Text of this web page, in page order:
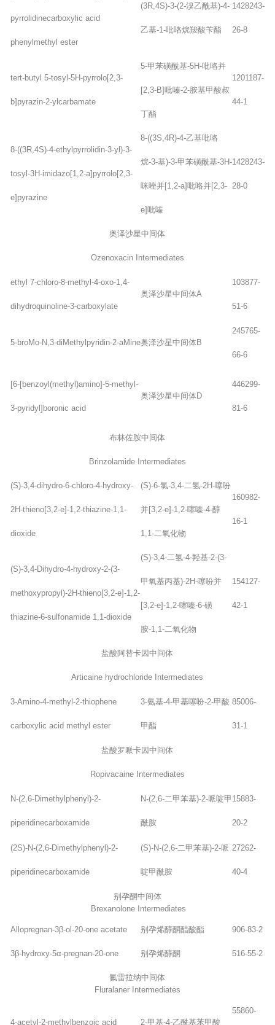
pyrrolidinecarboxylic acid
phenylmethyl ester
(3R,4S)-3-(2-溴乙酰基)-4-
乙基-1-吡咯烷羧酸苄酯
1428243-
26-8
tert-butyl 5-tosyl-5H-pyrrolo[2,3-
b]pyrazin-2-ylcarbamate
5-甲苯磺酰基-5H-吡咯并
[2,3-B]吡嗪-2-胺基甲酸叔
丁酯
1201187-
44-1
8-((3R,4S)-4-ethylpyrrolidin-3-yl)-3-
tosyl-3H-imidazo[1,2-a]pyrrolo[2,3-
e]pyrazine
8-((3S,4R)-4-乙基吡咯
烷-3-基)-3-甲苯磺酰基-3H-
咪唑并[1,2-a]吡咯并[2,3-
e]吡嗪
1428243-
28-0
奥泽沙星中间体
Ozenoxacin Intermediates
ethyl 7-chloro-8-methyl-4-oxo-1,4-
dihydroquinoline-3-carboxylate
奥泽沙星中间体A
103877-
51-6
5-broMo-N,3-diMethylpyridin-2-aMine奥泽沙星中间体B
245765-
66-6
[6-[benzoyl(methyl)amino]-5-methyl-
3-pyridyl]boronic acid
奥泽沙星中间体D
446299-
81-6
布林佐胺中间体
Brinzolamide Intermediates
(S)-3,4-dihydro-6-chloro-4-hydroxy-
2H-thieno[3,2-e]-1,2-thiazine-1,1-
dioxide
(S)-6-氯-3,4-二氢-2H-噻吩
并[3,2-e]-1,2-噻嗪-4-醇
1,1-二氧化物
160982-
16-1
(S)-3,4-Dihydro-4-hydroxy-2-(3-
methoxypropyl)-2H-thieno[3,2-e]-1,2-
thiazine-6-sulfonamide 1,1-dioxide
(S)-3,4-二氢-4-羟基-2-(3-
甲氧基丙基)-2H-噻吩并
[3,2-e]-1,2-噻嗪-6-磺
胺-1,1-二氧化物
154127-
42-1
盐酸阿替卡因中间体
Articaine hydrochloride Intermediates
3-Amino-4-methyl-2-thiophene
carboxylic acid methyl ester
3-氨基-4-甲基噻吩-2-甲酸
甲酯
85006-
31-1
盐酸罗哌卡因中间体
Ropivacaine Intermediates
N-(2,6-Dimethylphenyl)-2-
piperidinecarboxamide
N-(2,6-二甲苯基)-2-哌啶甲
酰胺
15883-
20-2
(2S)-N-(2,6-Dimethylphenyl)-2-
piperidinecarboxamide
(S)-N-(2,6-二甲苯基)-2-哌
啶甲酰胺
27262-
40-4
别孕酮中间体
Brexanolone Intermediates
Allopregnan-3β-ol-20-one acetate 别孕烯醇酮醋酸酯 906-83-2
3β-hydroxy-5α-pregnan-20-one 别孕烯醇酮 516-55-2
氟雷拉纳中间体
Fluralaner Intermediates
4-acetyl-2-methylbenzoic acid 2-甲基-4-乙酰基苯甲酸
55860-